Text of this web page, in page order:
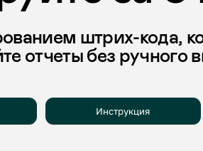
штрих-кода,
без ручного ввода